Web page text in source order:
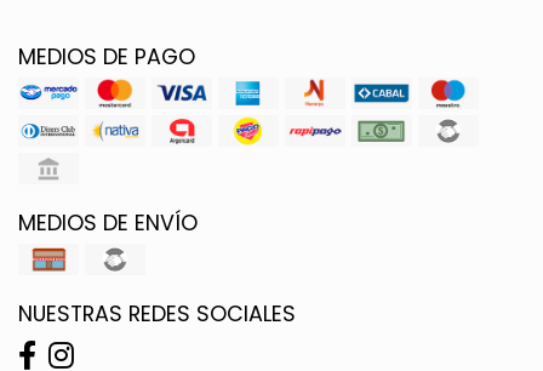
MEDIOS DE PAGO
MEDIOS DE ENVÍO
NUESTRAS REDES SOCIALES